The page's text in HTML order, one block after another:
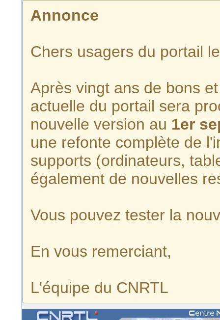
Annonce
Chers usagers du portail
Après vingt ans de bons
actuelle du portail sera
nouvelle version au 1er
une refonte complète de
supports (ordinateurs,
également de nouvelles
Vous pouvez tester la
En vous remerciant,
L'équipe du CNRTL